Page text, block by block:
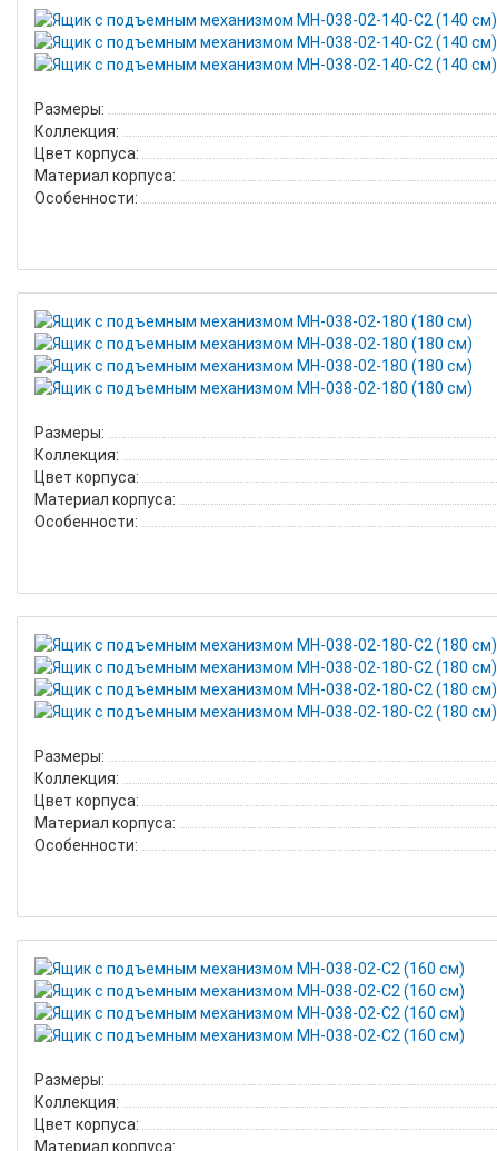
Размеры:
Коллекция:
Цвет корпуса:
Материал корпуса:
Особенности:
Размеры:
Коллекция:
Цвет корпуса:
Материал корпуса:
Особенности:
Размеры:
Коллекция:
Цвет корпуса:
Материал корпуса:
Особенности:
Размеры:
Коллекция:
Цвет корпуса:
Материал корпуса: